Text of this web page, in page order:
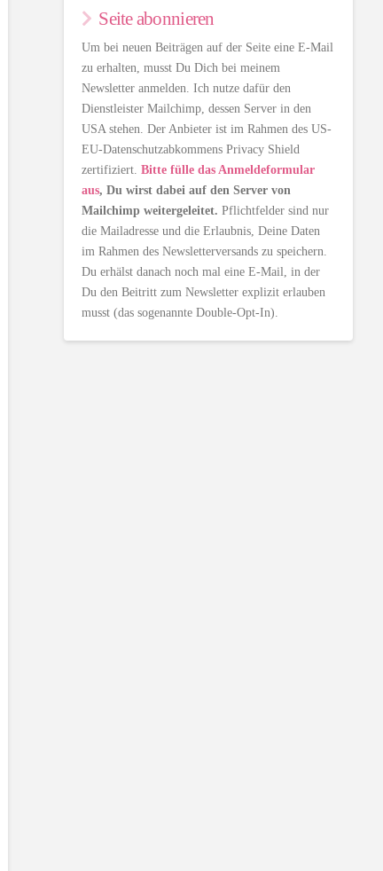
Seite abonnieren
Um bei neuen Beiträgen auf der Seite eine E-Mail
zu erhalten, musst Du Dich bei meinem
Newsletter anmelden. Ich nutze dafür den
Dienstleister Mailchimp, dessen Server in den
USA stehen. Der Anbieter ist im Rahmen des US-
EU-Datenschutzabkommens Privacy Shield
zertifiziert.Bitte fülle das Anmeldeformular
aus, Du wirst dabei auf den Server von
Mailchimp weitergeleitet. Pflichtfelder sind nur
die Mailadresse und die Erlaubnis, Deine Daten
im Rahmen des Newsletterversands zu speichern.
Du erhälst danach noch mal eine E-Mail, in der
Du den Beitritt zum Newsletter explizit erlauben
musst (das sogenannte Double-Opt-In).